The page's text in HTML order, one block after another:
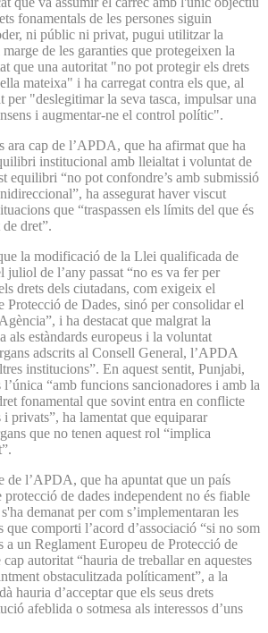
fonamentals de les persones siguin
ni públic ni privat, pugui utilitzar la
de les garanties que protegeixen la
que una autoritat "no pot protegir els drets
mateixa" i ha carregat contra els que, al
per "deslegitimar la seva tasca, impulsar una
i augmentar-ne el control polític".
ara cap de l’APDA, que ha afirmat que ha
institucional amb lleialtat i voluntat de
equilibri “no pot confondre’s amb submissió
ha assegurat haver viscut
que “traspassen els límits del que és
dret”.
la modificació de la Llei qualificada de
juliol de l’any passat “no es va fer per
drets dels ciutadans, com exigeix el
Protecció de Dades, sinó per consolidar el
i ha destacat que malgrat la
als estàndards europeus i la voluntat
adscrits al Consell General, l’APDA
institucions”. En aquest sentit, Punjabi,
l’única “amb funcions sancionadores i amb la
fonamental que sovint entra en conflicte
privats”, ha lamentat que equiparar
que no tenen aquest rol “implica
de l’APDA, que ha apuntat que un país
protecció de dades independent no és fiable
demanat per com s’implementaran les
comporti l’acord d’associació “si no som
a un Reglament Europeu de Protecció de
autoritat “hauria de treballar en aquestes
obstaculitzada políticament”, a la
hauria d’acceptar que els seus drets
afeblida o sotmesa als interessos d’uns